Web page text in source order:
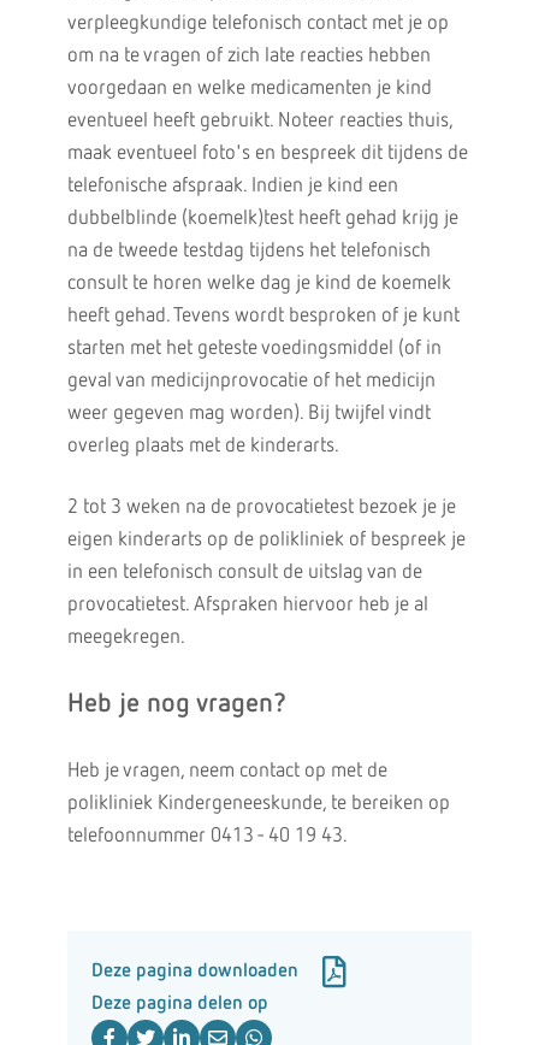
verpleegkundige telefonisch contact met je op
om na te vragen of zich late reacties hebben
voorgedaan en welke medicamenten je kind
eventueel heeft gebruikt. Noteer reacties thuis,
maak eventueel foto's en bespreek dit tijdens de
telefonische afspraak. Indien je kind een
dubbelblinde (koemelk)test heeft gehad krijg je
na de tweede testdag tijdens het telefonisch
consult te horen welke dag je kind de koemelk
heeft gehad. Tevens wordt besproken of je kunt
starten met het geteste voedingsmiddel (of in
geval van medicijnprovocatie of het medicijn
weer gegeven mag worden). Bij twijfel vindt
overleg plaats met de kinderarts.
2 tot 3 weken na de provocatietest bezoek je je
eigen kinderarts op de polikliniek of bespreek je
in een telefonisch consult de uitslag van de
provocatietest. Afspraken hiervoor heb je al
meegekregen.
Heb je nog vragen?
Heb je vragen, neem contact op met de
polikliniek Kindergeneeskunde, te bereiken op
telefoonnummer 0413 - 40 19 43.
Deze pagina downloaden
Deze pagina delen op